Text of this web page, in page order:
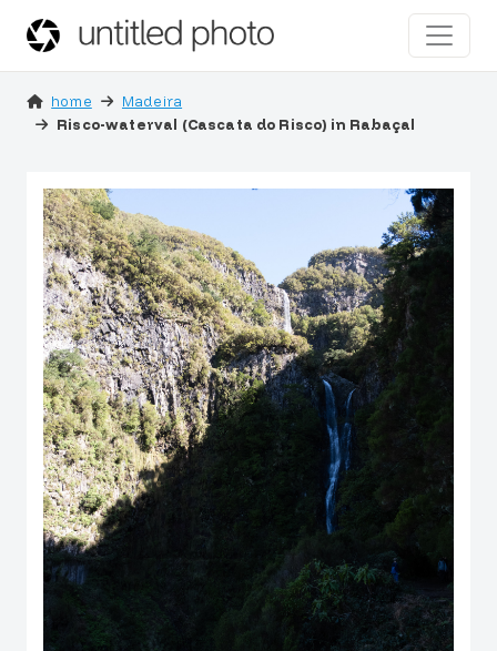
home
Madeira
Risco-waterval (Cascata do Risco) in Rabaçal